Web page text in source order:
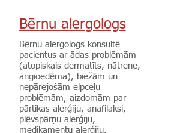
Bērnu alergologs
Bērnu alergologs konsultē
pacientus ar ādas problēmām
(atopiskais dermatīts, nātrene,
angioedēma), biežām un
nepārejošām elpceļu
problēmām, aizdomām par
pārtikas alerģiju, anafilaksi,
plēvspārņu alerģiju,
medikamentu alerģiju.